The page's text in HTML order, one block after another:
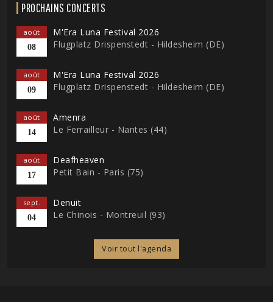
PROCHAINS CONCERTS
août
08
M'Era Luna Festival 2026
Flugplatz Drispenstedt - Hildesheim (DE)
août
09
M'Era Luna Festival 2026
Flugplatz Drispenstedt - Hildesheim (DE)
août
14
Amenra
Le Ferrailleur - Nantes (44)
août
17
Deafheaven
Petit Bain - Paris (75)
sept.
04
Denuit
Le Chinois - Montreuil (93)
Voir tout l'agenda